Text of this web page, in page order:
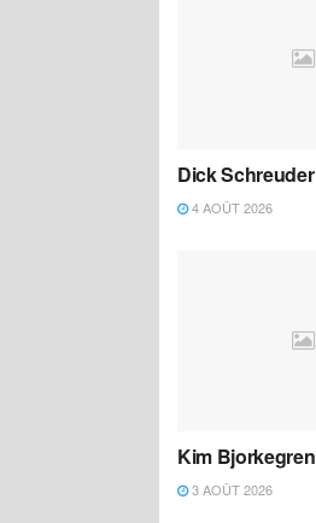
Dick Schreuder
4 AOÛT 2026
Kim Bjorkegren
3 AOÛT 2026